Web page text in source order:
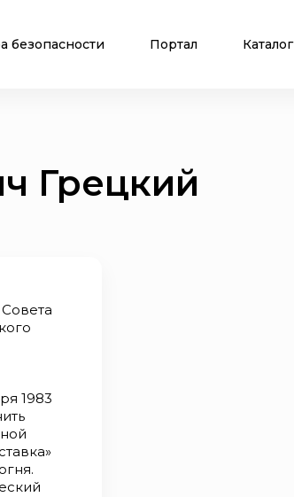
безопасности Портал Каталог
Грецкий
1983